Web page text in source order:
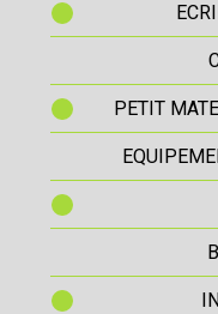
PETIT